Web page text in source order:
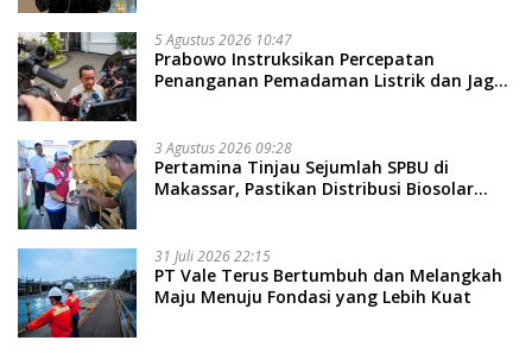
5 Agustus 2026 10:47
Prabowo Instruksikan Percepatan
Penanganan Pemadaman Listrik dan Jaga
3 Agustus 2026 09:28
Pertamina Tinjau Sejumlah SPBU di
Makassar, Pastikan Distribusi Biosolar
31 Juli 2026 22:15
PT Vale Terus Bertumbuh dan Melangkah
Maju Menuju Fondasi yang Lebih Kuat